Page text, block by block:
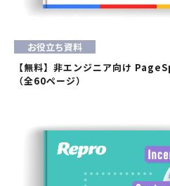
お役立ち資料
【無料】非エンジニア向け
（全60ページ）